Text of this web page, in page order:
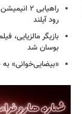
راهیابی
رود آیلند
بازیگر مالزیایی،
بوسان شد
«بیضایی‌خوانی»